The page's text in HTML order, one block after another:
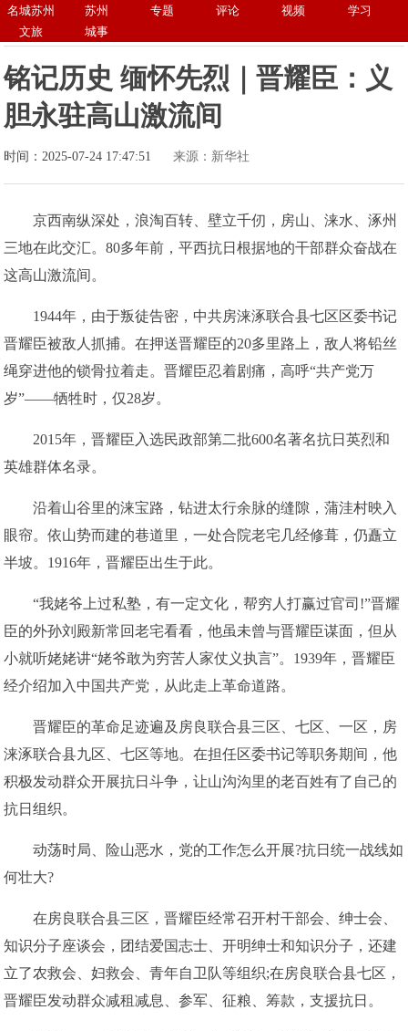
名城苏州 苏州 专题 评论 视频
学习
文旅
城事
铭记历史 缅怀先烈｜晋耀臣：义
胆永驻高山激流间
时间：2025-07-24 17:47:51 来源：新华社
京西南纵深处，浪淘百转、壁立千仞，房山、涞水、涿州
三地在此交汇。80多年前，平西抗日根据地的干部群众奋战在
这高山激流间。
1944年，由于叛徒告密，中共房涞涿联合县七区区委书记
晋耀臣被敌人抓捕。在押送晋耀臣的20多里路上，敌人将铅丝
绳穿进他的锁骨拉着走。晋耀臣忍着剧痛，高呼“共产党万
岁”——牺牲时，仅28岁。
2015年，晋耀臣入选民政部第二批600名著名抗日英烈和
英雄群体名录。
沿着山谷里的涞宝路，钻进太行余脉的缝隙，蒲洼村映入
眼帘。依山势而建的巷道里，一处合院老宅几经修葺，仍矗立
半坡。1916年，晋耀臣出生于此。
“我姥爷上过私塾，有一定文化，帮穷人打赢过官司!”晋耀
臣的外孙刘殿新常回老宅看看，他虽未曾与晋耀臣谋面，但从
小就听姥姥讲“姥爷敢为穷苦人家仗义执言”。1939年，晋耀臣
经介绍加入中国共产党，从此走上革命道路。
晋耀臣的革命足迹遍及房良联合县三区、七区、一区，房
涞涿联合县九区、七区等地。在担任区委书记等职务期间，他
积极发动群众开展抗日斗争，让山沟沟里的老百姓有了自己的
抗日组织。
动荡时局、险山恶水，党的工作怎么开展?抗日统一战线如
何壮大?
在房良联合县三区，晋耀臣经常召开村干部会、绅士会、
知识分子座谈会，团结爱国志士、开明绅士和知识分子，还建
立了农救会、妇救会、青年自卫队等组织;在房良联合县七区，
晋耀臣发动群众减租减息、参军、征粮、筹款，支援抗日。